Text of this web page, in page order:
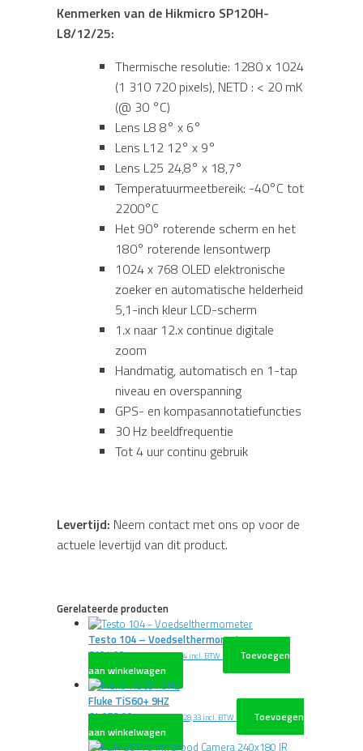
Kenmerken van de Hikmicro SP120H-
L8/12/25:
Thermische resolutie: 1280 x 1024
(1 310 720 pixels), NETD : < 20 mK
(@ 30 °C)
Lens L8 8° x 6°
Lens L12 12° x 9°
Lens L25 24,8° x 18,7°
Temperatuurmeetbereik: -40°C tot
2200°C
Het 90° roterende scherm en het
180° roterende lensontwerp
1024 x 768 OLED elektronische
zoeker en automatische helderheid
5,1-inch kleur LCD-scherm
1.x naar 12.x continue digitale
zoom
Handmatig, automatisch en 1-tap
niveau en overspanning
GPS- en kompasannotatiefuncties
30 Hz beeldfrequentie
Tot 4 uur continu gebruik
Levertijd: Neem contact met ons op voor de
actuele levertijd van dit product.
Gerelateerde producten
Testo 104 – Voedselthermometer
€104,00 excl. BTW€125,84 incl. BTW
Toevoegen
aan winkelwagen
Fluke TiS60+ 9HZ
€4.073,00 excl. BTW€4.928,33 incl. BTW
Toevoegen
aan winkelwagen